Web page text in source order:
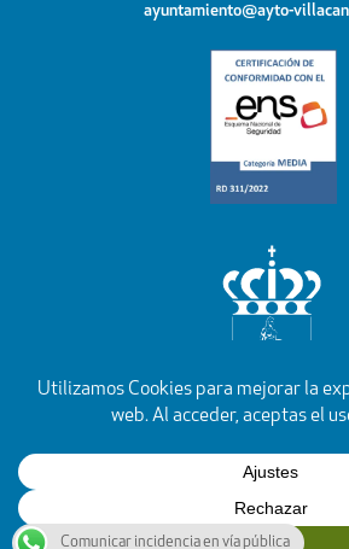
ayuntamiento@ayto-
YouTubeFacebookInstagram
Comunicar incidencia en vía pública